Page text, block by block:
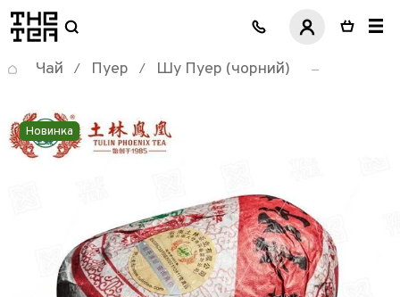
логотип
Чай / Пуер / Шу Пуер (чорний)
Новинка